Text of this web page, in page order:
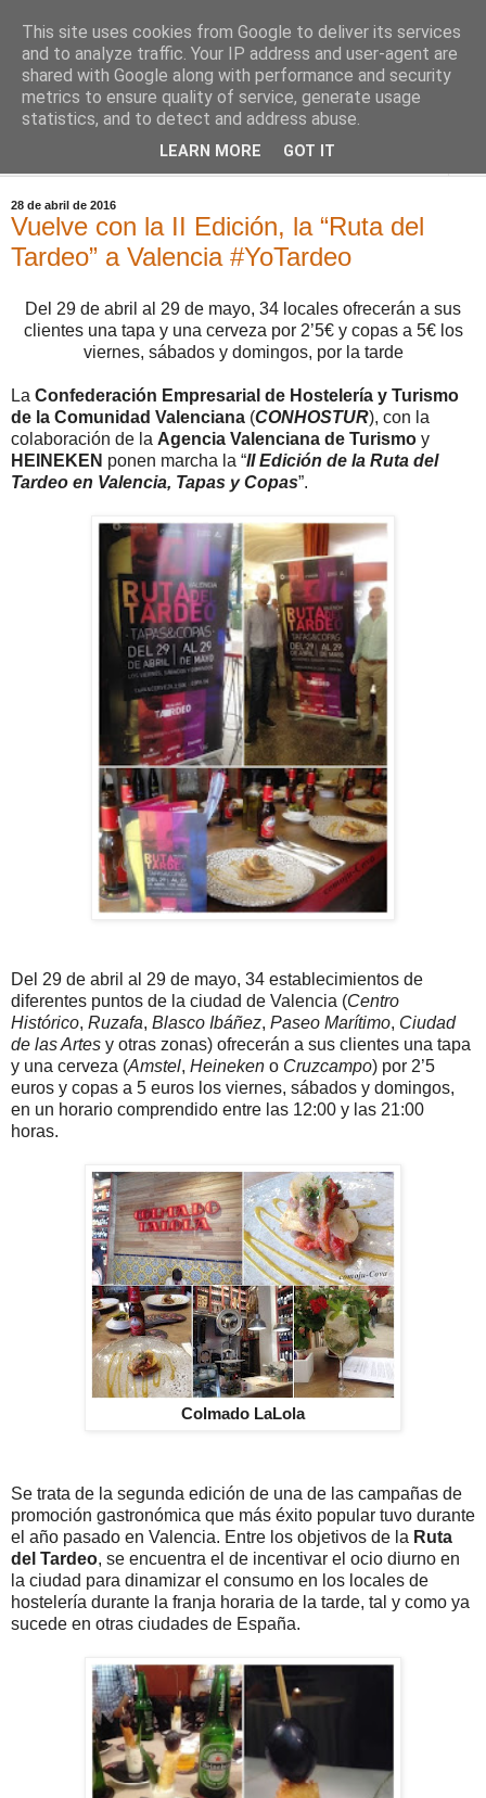
Comoju
La Cocina del Día a Día y el día a día de la Gastronomía
28 de abril de 2016
Vuelve con la II Edición, la “Ruta del
Tardeo” a Valencia #YoTardeo
Del 29 de abril al 29 de mayo, 34 locales ofrecerán a sus
clientes una tapa y una cerveza por 2’5€ y copas a 5€ los
viernes, sábados y domingos, por la tarde
La Confederación Empresarial de Hostelería y Turismo
de la Comunidad Valenciana (CONHOSTUR), con la
colaboración de la Agencia Valenciana de Turismo y
HEINEKEN ponen marcha la “II Edición de la Ruta del
Tardeo en Valencia, Tapas y Copas”.
Del 29 de abril al 29 de mayo, 34 establecimientos de
diferentes puntos de la ciudad de Valencia (Centro
Histórico, Ruzafa, Blasco Ibáñez, Paseo Marítimo, Ciudad
de las Artes y otras zonas) ofrecerán a sus clientes una tapa
y una cerveza (Amstel, Heineken o Cruzcampo) por 2’5
euros y copas a 5 euros los viernes, sábados y domingos,
en un horario comprendido entre las 12:00 y las 21:00
horas.
Colmado LaLola
Se trata de la segunda edición de una de las campañas de
promoción gastronómica que más éxito popular tuvo durante
el año pasado en Valencia. Entre los objetivos de la Ruta
del Tardeo, se encuentra el de incentivar el ocio diurno en
la ciudad para dinamizar el consumo en los locales de
hostelería durante la franja horaria de la tarde, tal y como ya
sucede en otras ciudades de España.
This site uses cookies from Google to deliver its services
and to analyze traffic. Your IP address and user-agent are
shared with Google along with performance and security
metrics to ensure quality of service, generate usage
statistics, and to detect and address abuse.
LEARN MORE GOT IT